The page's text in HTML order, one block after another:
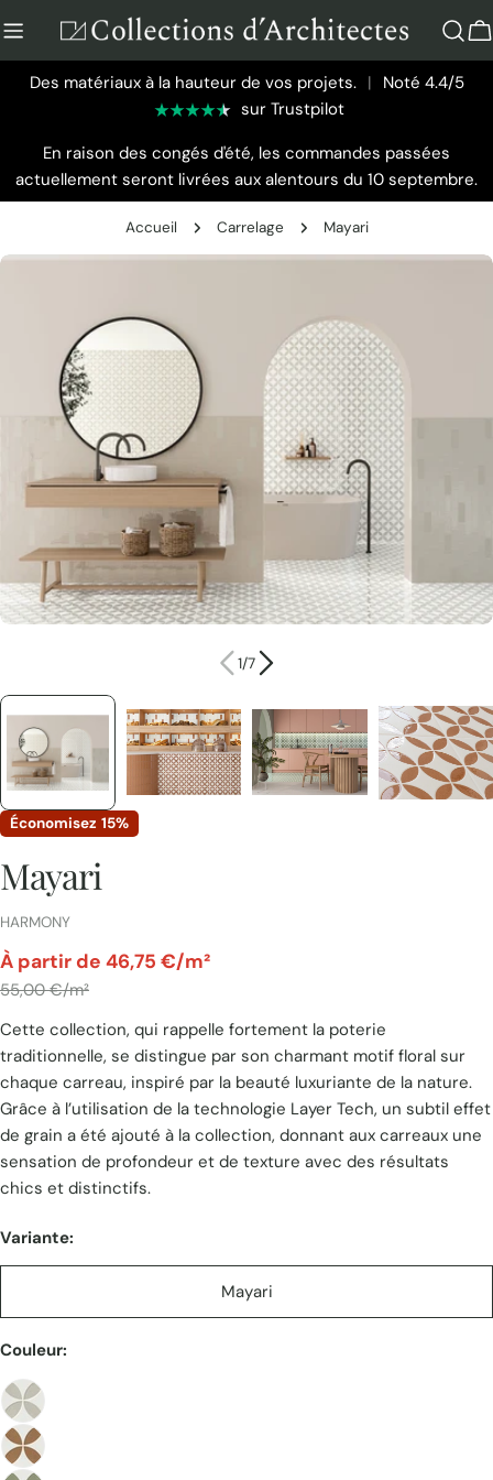
au
contenu
Des matériaux à la hauteur de vos projets. | Noté 4.4/5
sur Trustpilot
En raison des congés d'été, les commandes passées
actuellement seront livrées aux alentours du 10 septembre.
Accueil Carrelage Mayari
Passer
informations
le média 0 en mode modal
1/7
Économisez 15%
Mayari
FOURNISSEUR:
HARMONY
Prix
unitaire
par
À partir de 46,75 €/m²
55,00 €/m²
Cette collection, qui rappelle fortement la poterie
traditionnelle, se distingue par son charmant motif floral sur
chaque carreau, inspiré par la beauté luxuriante de la nature.
Grâce à l’utilisation de la technologie Layer Tech, un subtil effet
de grain a été ajouté à la collection, donnant aux carreaux une
sensation de profondeur et de texture avec des résultats
chics et distinctifs.
Variante:
Mayari
Couleur: